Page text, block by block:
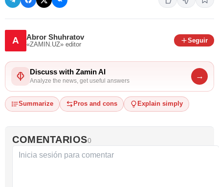
A Abror Shuhratov
«ZAMIN.UZ» editor
Seguir
Discuss with Zamin AI
Analyze the news, get useful answers
→
Summarize Pros and cons Explain simply
COMENTARIOS0